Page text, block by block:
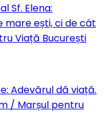
Sf. Elena:
mare ești, ci de cât
Viață București
Adevărul dă viață.
/ Marșul pentru